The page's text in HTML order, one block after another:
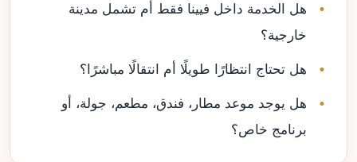
هل الخدمة داخل فيينا فقط أم تشمل مدينة
خارجية؟
هل تحتاج انتظارًا طويلًا أم انتقالًا مباشرًا؟
هل يوجد موعد مطار، فندق، مطعم، جولة، أو
برنامج خاص؟